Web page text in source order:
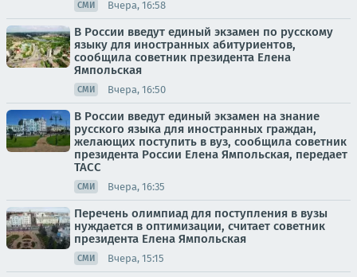
СМИ Вчера, 16:58
В России введут единый экзамен по русскому
языку для иностранных абитуриентов,
сообщила советник президента Елена
Ямпольская
СМИ Вчера, 16:50
В России введут единый экзамен на знание
русского языка для иностранных граждан,
желающих поступить в вуз, сообщила советник
президента России Елена Ямпольская, передает
ТАСС
СМИ Вчера, 16:35
Перечень олимпиад для поступления в вузы
нуждается в оптимизации, считает советник
президента Елена Ямпольская
СМИ Вчера, 15:15